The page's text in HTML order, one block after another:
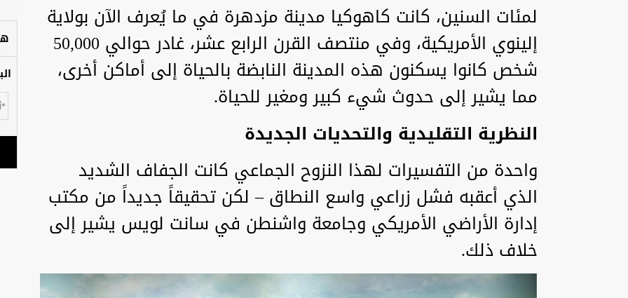
لمئات السنين، كانت كاهوكيا مدينة مزدهرة في ما يُعرف الآن بولاية
إلينوي الأمريكية، وفي منتصف القرن الرابع عشر، غادر حوالي 50,000
شخص كانوا يسكنون هذه المدينة النابضة بالحياة إلى أماكن أخرى،
مما يشير إلى حدوث شيء كبير ومغير للحياة.
النظرية التقليدية والتحديات الجديدة
واحدة من التفسيرات لهذا النزوح الجماعي كانت الجفاف الشديد
الذي أعقبه فشل زراعي واسع النطاق – لكن تحقيقاً جديداً من مكتب
إدارة الأراضي الأمريكي وجامعة واشنطن في سانت لويس يشير إلى
خلاف ذلك.